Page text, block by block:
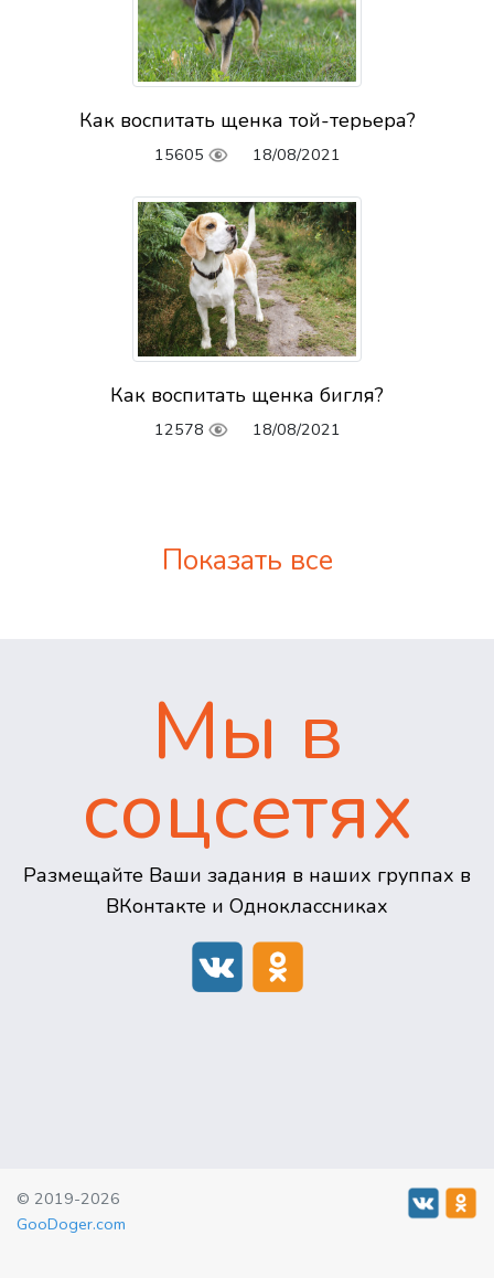
Как воспитать щенка той-терьера?
15605 18/08/2021
Как воспитать щенка бигля?
12578 18/08/2021
Показать все
Мы в
соцсетях
Размещайте Ваши задания в наших группах в
ВКонтакте и Одноклассниках
© 2019-2026
GooDoger.com